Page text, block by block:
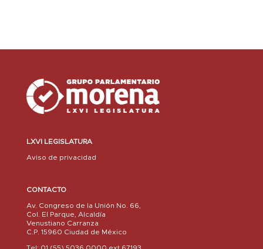
LXVI LEGISLATURA
Aviso de privacidad
CONTACTO
Av. Congreso de la Unión No. 66,
Col. El Parque, Alcaldía
Venustiano Carranza
C.P. 15960 Ciudad de México